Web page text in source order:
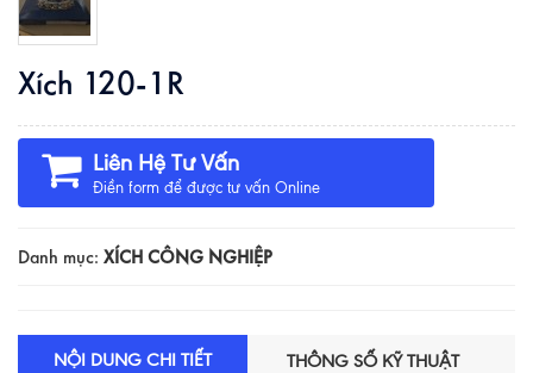
Xích 120-1R
Liên Hệ Tư Vấn
Điền form để được tư vấn Online
Danh mục: XÍCH CÔNG NGHIỆP
NỘI DUNG CHI TIẾT THÔNG SỐ KỸ THUẬT